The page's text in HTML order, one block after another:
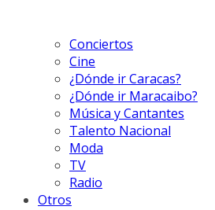
Conciertos
Cine
¿Dónde ir Caracas?
¿Dónde ir Maracaibo?
Música y Cantantes
Talento Nacional
Moda
TV
Radio
Otros